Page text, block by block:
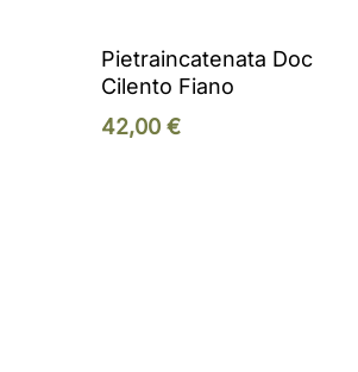
Pietraincatenata Doc
Cilento Fiano
42,00 €